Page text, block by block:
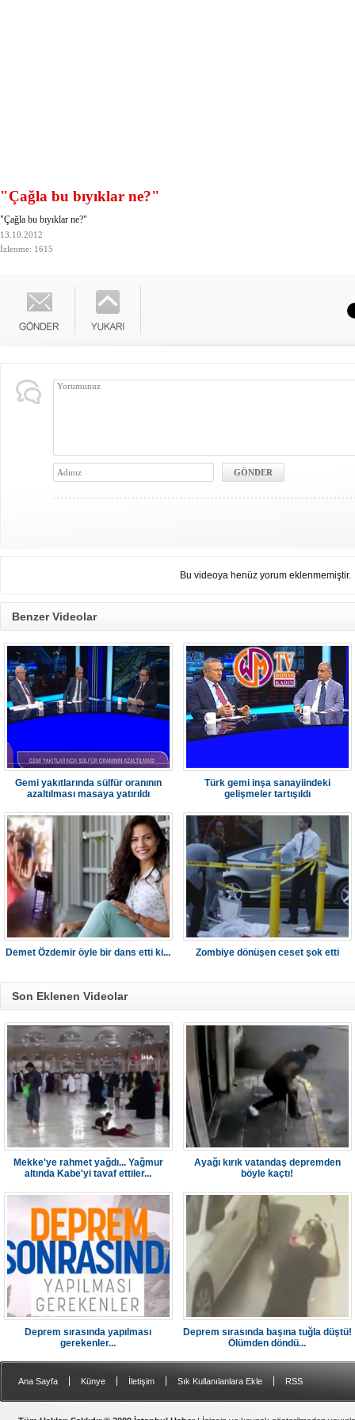
"Çağla bu bıyıklar ne?"
"Çağla bu bıyıklar ne?"
13.10.2012
İzlenme: 1615
Bu videoya henüz yorum eklenmemiştir.
Benzer Videolar
Gemi yakıtlarında sülfür oranının
azaltılması masaya yatırıldı
Türk gemi inşa sanayiindeki
gelişmeler tartışıldı
Demet Özdemir öyle bir dans etti ki... Zombiye dönüşen ceset şok etti
Son Eklenen Videolar
Mekke'ye rahmet yağdı... Yağmur
altında Kabe'yi tavaf ettiler...
Ayağı kırık vatandaş depremden
böyle kaçtı!
Deprem sırasında yapılması
gerekenler...
Deprem sırasında başına tuğla düştü!
Ölümden döndü...
Ana Sayfa Künye İletişim Sık Kullanılanlara Ekle RSS